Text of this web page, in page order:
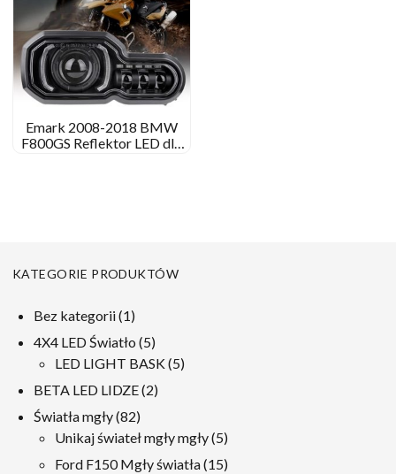
Emark 2008-2018 BMW
F800GS Reflektor LED dla
KATEGORIE PRODUKTÓW
Bez kategorii 11
produkt
4X4 LED Światło 55
produkty
LED LIGHT BASK 55
BETA LED LIDZE 22
Światła mgły 8282
produkty
Unikaj świateł mgły mgły 55
produkty
Ford F150 Mgły światła 1515